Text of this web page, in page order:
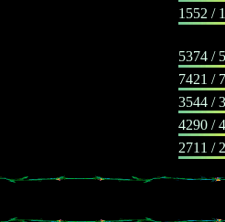
1552 /
5374 /
7421 /
3544 /
4290 /
2711 /